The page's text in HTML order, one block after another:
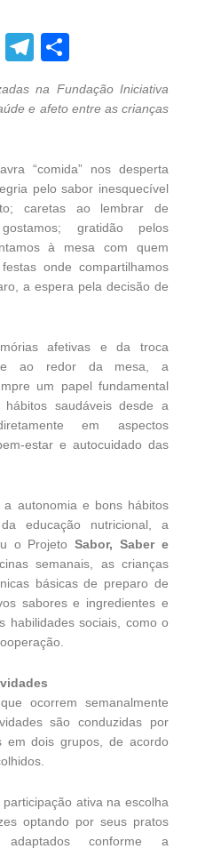
WhatsApp
Telegram
na Fundação Iniciativa
e afeto entre as crianças
“comida” nos desperta
pelo sabor inesquecível
caretas ao lembrar de
gratidão pelos
à mesa com quem
onde compartilhamos
a espera pela decisão de
afetivas e da troca
ao redor da mesa, a
um papel fundamental
hábitos saudáveis desde a
em aspectos
estar e autocuidado das
a autonomia e bons hábitos
educação nutricional, a
o ProjetoSabor, Saber e
semanais, as crianças
básicas de preparo de
sabores e ingredientes e
habilidades sociais, como o
ocorrem semanalmente
são conduzidas por
em dois grupos, de acordo
ativa na escolha
optando por seus pratos
conforme a